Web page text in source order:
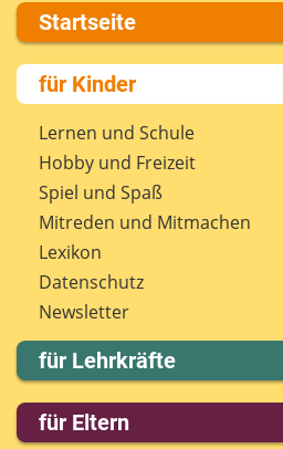
Startseite
Über uns
Presse
Kontakt
Impressum
Internet-ABC Sitemap
Barrierefreiheit
Länderprojekte
für Kinder
Lernen und Schule
Hobby und Freizeit
Spiel und Spaß
Mitreden und Mitmachen
Lexikon
Datenschutz
Newsletter
für Lehrkräfte
Lernmodule
Unterrichts­materialien
für Eltern